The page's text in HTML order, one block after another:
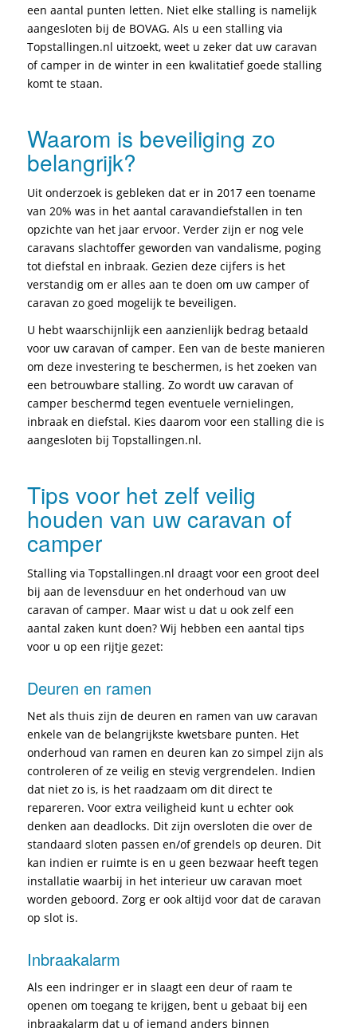
een aantal punten letten. Niet elke stalling is namelijk
aangesloten bij de BOVAG. Als u een stalling via
Topstallingen.nl uitzoekt, weet u zeker dat uw caravan
of camper in de winter in een kwalitatief goede stalling
komt te staan.
Waarom is beveiliging zo
belangrijk?
Uit onderzoek is gebleken dat er in 2017 een toename
van 20% was in het aantal caravandiefstallen in ten
opzichte van het jaar ervoor. Verder zijn er nog vele
caravans slachtoffer geworden van vandalisme, poging
tot diefstal en inbraak. Gezien deze cijfers is het
verstandig om er alles aan te doen om uw camper of
caravan zo goed mogelijk te beveiligen.
U hebt waarschijnlijk een aanzienlijk bedrag betaald
voor uw caravan of camper. Een van de beste manieren
om deze investering te beschermen, is het zoeken van
een betrouwbare stalling. Zo wordt uw caravan of
camper beschermd tegen eventuele vernielingen,
inbraak en diefstal. Kies daarom voor een stalling die is
aangesloten bij Topstallingen.nl.
Tips voor het zelf veilig
houden van uw caravan of
camper
Stalling via Topstallingen.nl draagt voor een groot deel
bij aan de levensduur en het onderhoud van uw
caravan of camper. Maar wist u dat u ook zelf een
aantal zaken kunt doen? Wij hebben een aantal tips
voor u op een rijtje gezet:
Deuren en ramen
Net als thuis zijn de deuren en ramen van uw caravan
enkele van de belangrijkste kwetsbare punten. Het
onderhoud van ramen en deuren kan zo simpel zijn als
controleren of ze veilig en stevig vergrendelen. Indien
dat niet zo is, is het raadzaam om dit direct te
repareren. Voor extra veiligheid kunt u echter ook
denken aan deadlocks. Dit zijn oversloten die over de
standaard sloten passen en/of grendels op deuren. Dit
kan indien er ruimte is en u geen bezwaar heeft tegen
installatie waarbij in het interieur uw caravan moet
worden geboord. Zorg er ook altijd voor dat de caravan
op slot is.
Inbraakalarm
Als een indringer er in slaagt een deur of raam te
openen om toegang te krijgen, bent u gebaat bij een
inbraakalarm dat u of iemand anders binnen